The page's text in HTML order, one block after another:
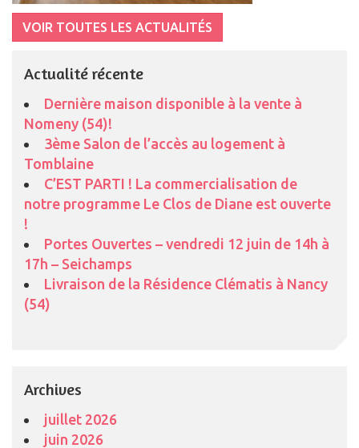
VOIR TOUTES LES ACTUALITÉS
Actualité récente
Dernière maison disponible à la vente à
Nomeny (54)!
3ème Salon de l’accès au logement à
Tomblaine
C’EST PARTI ! La commercialisation de
notre programme Le Clos de Diane est ouverte
!
Portes Ouvertes – vendredi 12 juin de 14h à
17h – Seichamps
Livraison de la Résidence Clématis à Nancy
(54)
Archives
juillet 2026
juin 2026